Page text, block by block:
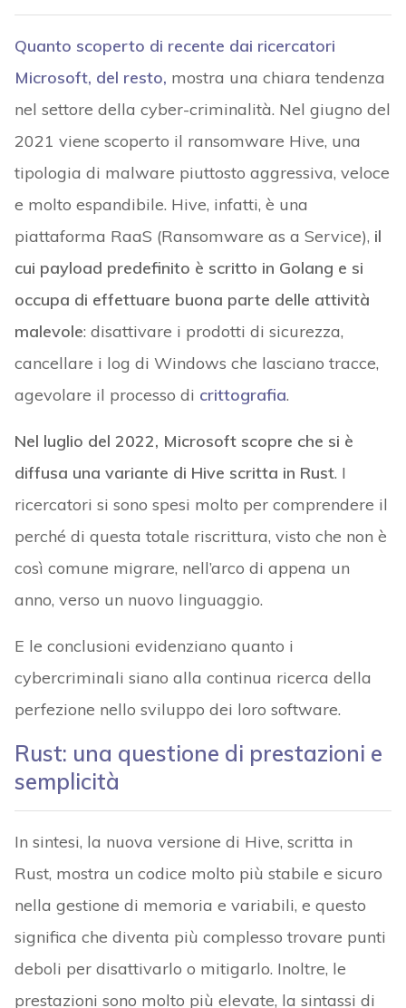
Quanto scoperto di recente dai ricercatori
Microsoft, del resto, mostra una chiara tendenza
nel settore della cyber-criminalità. Nel giugno del
2021 viene scoperto il ransomware Hive, una
tipologia di malware piuttosto aggressiva, veloce
e molto espandibile. Hive, infatti, è una
piattaforma RaaS (Ransomware as a Service), il
cui payload predefinito è scritto in Golang e si
occupa di effettuare buona parte delle attività
malevole: disattivare i prodotti di sicurezza,
cancellare i log di Windows che lasciano tracce,
agevolare il processo di crittografia.
Nel luglio del 2022, Microsoft scopre che si è
diffusa una variante di Hive scritta in Rust. I
ricercatori si sono spesi molto per comprendere il
perché di questa totale riscrittura, visto che non è
così comune migrare, nell’arco di appena un
anno, verso un nuovo linguaggio.
E le conclusioni evidenziano quanto i
cybercriminali siano alla continua ricerca della
perfezione nello sviluppo dei loro software.
Rust: una questione di prestazioni e
semplicità
In sintesi, la nuova versione di Hive, scritta in
Rust, mostra un codice molto più stabile e sicuro
nella gestione di memoria e variabili, e questo
significa che diventa più complesso trovare punti
deboli per disattivarlo o mitigarlo. Inoltre, le
prestazioni sono molto più elevate, la sintassi di